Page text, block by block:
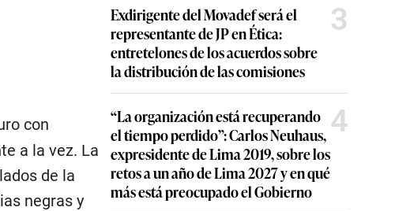
con
a la vez. La
de la
negras y
Exdirigente del Movadef será el
representante de JP en Ética:
entretelones de los acuerdos sobre
la distribución de las comisiones
3
“La organización está recuperando
el tiempo perdido”: Carlos Neuhaus,
expresidente de Lima 2019, sobre los
retos a un año de Lima 2027 y en qué
más está preocupado el Gobierno
4